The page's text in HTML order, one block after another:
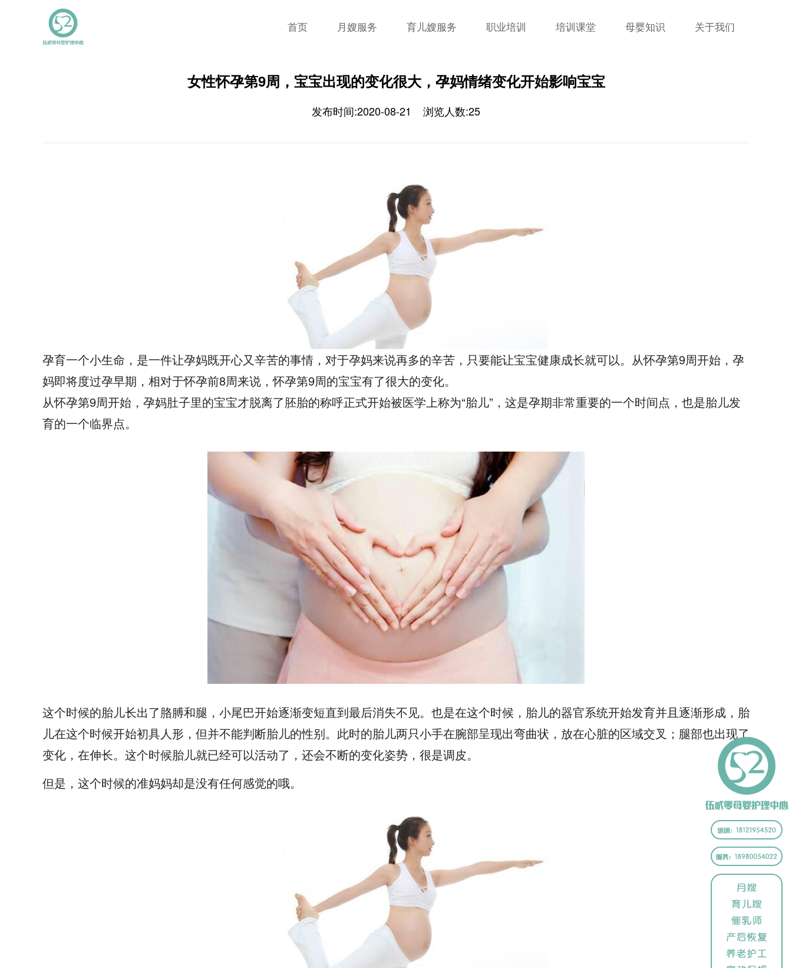
首页 月嫂服务 育儿嫂服务 职业培训 培训课堂 母婴知识 关于我们
女性怀孕第9周，宝宝出现的变化很大，孕妈情绪变化开始影响宝宝
发布时间:2020-08-21 浏览人数:25
孕育一个小生命，是一件让孕妈既开心又辛苦的事情，对于孕妈来说再多的辛苦，只要能让宝宝健康成长就可以。从怀孕第9周开始，孕
妈即将度过孕早期，相对于怀孕前8周来说，怀孕第9周的宝宝有了很大的变化。
从怀孕第9周开始，孕妈肚子里的宝宝才脱离了胚胎的称呼正式开始被医学上称为“胎儿”，这是孕期非常重要的一个时间点，也是胎儿发
育的一个临界点。
这个时候的胎儿长出了胳膊和腿，小尾巴开始逐渐变短直到最后消失不见。也是在这个时候，胎儿的器官系统开始发育并且逐渐形成，胎
儿在这个时候开始初具人形，但并不能判断胎儿的性别。此时的胎儿两只小手在腕部呈现出弯曲状，放在心脏的区域交叉；腿部也出现了
变化，在伸长。这个时候胎儿就已经可以活动了，还会不断的变化姿势，很是调皮。
但是，这个时候的准妈妈却是没有任何感觉的哦。